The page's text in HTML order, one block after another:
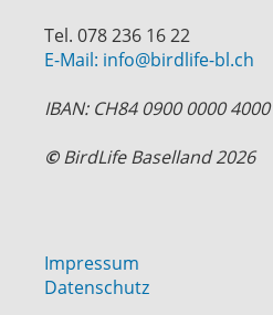
Tel. 078 236 16 22
E-Mail: info@birdlife-bl.ch
IBAN: CH84 0900 0000
©BirdLife Baselland 2026
Impressum
Datenschutz